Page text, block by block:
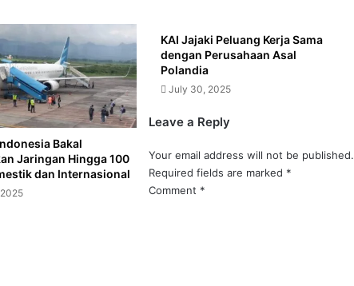
Bakal
Jaringan Hingga 100
dan Internasional
KAI Jajaki Peluang Kerja Sama
dengan Perusahaan Asal
Polandia
July 30, 2025
Leave a Reply
Your email address will not be published.
Required fields are marked *
Comment *